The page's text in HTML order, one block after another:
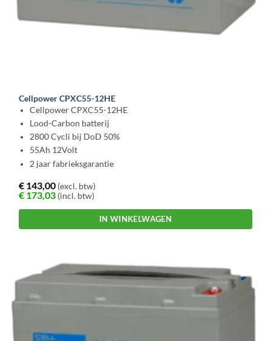
Cellpower CPXC55-12HE
Cellpower CPXC55-12HE
Lood-Carbon batterij
2800 Cycli bij DoD 50%
55Ah 12Volt
2 jaar fabrieksgarantie
€ 143,00 (excl. btw)
€ 173,03 (incl. btw)
IN WINKELWAGEN